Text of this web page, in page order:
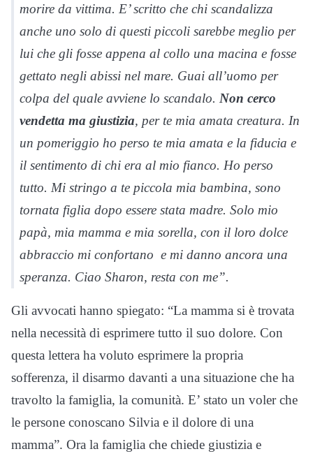
morire da vittima. E’ scritto che chi scandalizza
anche uno solo di questi piccoli sarebbe meglio per
lui che gli fosse appena al collo una macina e fosse
gettato negli abissi nel mare. Guai all’uomo per
colpa del quale avviene lo scandalo. Non cerco
vendetta ma giustizia, per te mia amata creatura. In
un pomeriggio ho perso te mia amata e la fiducia e
il sentimento di chi era al mio fianco. Ho perso
tutto. Mi stringo a te piccola mia bambina, sono
tornata figlia dopo essere stata madre. Solo mio
papà, mia mamma e mia sorella, con il loro dolce
abbraccio mi confortano e mi danno ancora una
speranza. Ciao Sharon, resta con me”.
Gli avvocati hanno spiegato: “La mamma si è trovata
nella necessità di esprimere tutto il suo dolore. Con
questa lettera ha voluto esprimere la propria
sofferenza, il disarmo davanti a una situazione che ha
travolto la famiglia, la comunità. E’ stato un voler che
le persone conoscano Silvia e il dolore di una
mamma”. Ora la famiglia che chiede giustizia e